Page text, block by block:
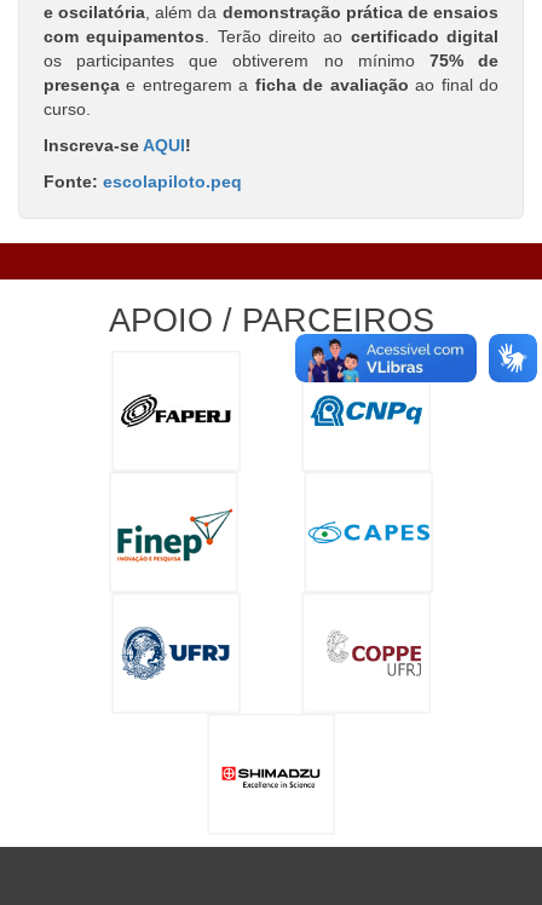
e oscilatória , além da demonstração prática de ensaios
com equipamentos . Terão direito ao certificado digital
os participantes que obtiverem no mínimo 75% de
presença e entregarem a ficha de avaliação ao final do
curso.
Inscreva-seAQUI!
Fonte: escolapiloto.peq
APOIO / PARCEIROS